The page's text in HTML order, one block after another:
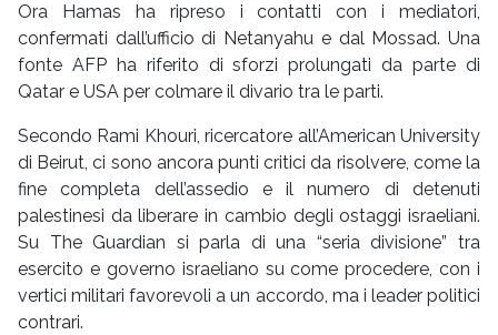
Ora Hamas ha ripreso i contatti con i mediatori,
confermati dall’ufficio di Netanyahu e dal Mossad. Una
fonte AFP ha riferito di sforzi prolungati da parte di
Qatar e USA per colmare il divario tra le parti.
Secondo Rami Khouri, ricercatore all’American University
di Beirut, ci sono ancora punti critici da risolvere, come la
fine completa dell’assedio e il numero di detenuti
palestinesi da liberare in cambio degli ostaggi israeliani.
Su The Guardian si parla di una “seria divisione” tra
esercito e governo israeliano su come procedere, con i
vertici militari favorevoli a un accordo, ma i leader politici
contrari.